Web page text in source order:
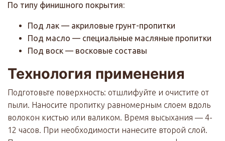
По типу финишного покрытия:
Под лак — акриловые грунт-пропитки
Под масло — специальные масляные пропитки
Под воск — восковые составы
Технология применения
Подготовьте поверхность: отшлифуйте и очистите от
пыли. Наносите пропитку равномерным слоем вдоль
волокон кистью или валиком. Время высыхания — 4-
12 часов. При необходимости нанесите второй слой.